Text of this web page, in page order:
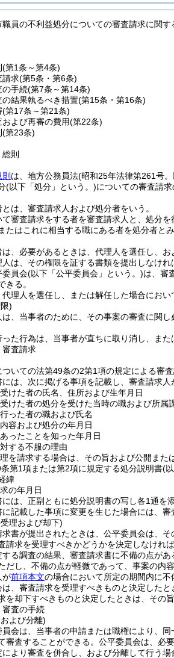
職員の不利益処分についての審査請求に関す
(第1条～第4条)
請求(第5条・第6条)
の手続(第7条～第14条)
の結果執るべき措置(第15条・第16条)
(第17条～第21条)
および再審の費用(第22条)
(第23条)
総則
は、地方公務員法(昭和25年法律第261号
(以下「処分」という。)についての審査請
とは、審査請求人および処分者をいう。
審査請求をする者を審査請求人と、処分を
たはこれに相当する職にある者を処分者とみ
は、必要があるときは、代理人を選任し、お
は、その権限を証する書類を提出しなけれ
委員会(以下「公平委員会」という。)は、審
きる。
代理人を選任し、または解任した場合にお
)
は、当事者のために、その事案の審査に関し
た行為は、当事者が直ちに取り消し、また
審査請求
ついての法第49条の2第1項の規定による審
は、次に掲げる事項を記載し、審査請求人
けた者の氏名、住所および生年月日
けた者の処分を受けた当時の職および所属
った者の職および氏名
容および処分の年月日
ったことを知った年月日
する不服の理由
を請求する場合は、その旨および公開また
第1項または第2項に規定する処分説明書(
緯
の年月日
は、正副ともに処分説明書の写し各1通を
記載した事項に変更を生じた場合には、
理および却下)
求書が提出されたときは、公平委員会は、
請求を受理すべきかどうかを決定しなければ
する調査の結果、審査請求書に不備の点が
だし、不備の点が軽微であって、事案の内
が前項本文の場合において所定の期間内に
、審査請求を受理すべきものと決定した
を却下すべきものと決定したときは、その
審査の手続
よび分離)
員会は、当事者の申請または職権により、
審査することができる。 公平委員会は、必
により審査を併合し、および分離して行う